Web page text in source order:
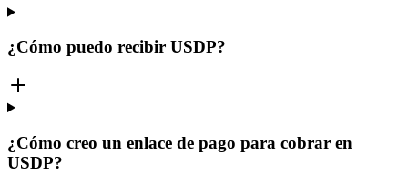
¿Cómo puedo recibir USDP?
¿Cómo creo un enlace de pago para cobrar en
USDP?